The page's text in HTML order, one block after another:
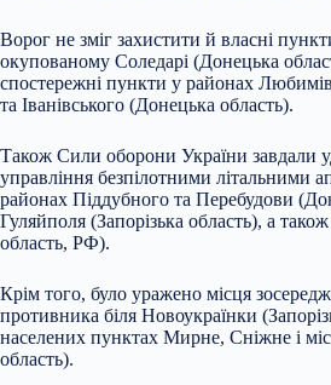
Ворог не зміг захистити й власні
окупованому Соледарі (Донецька
спостережні пункти у районах
та Іванівського (Донецька область).
Також Сили оборони України завдали
управління безпілотними літальними
районах Піддубного та Перебудови
Гуляйполя (Запорізька область), а
область, РФ).
Крім того, було уражено місця
противника біля Новоукраїнки
населених пунктах Мирне, Сніжне і
область).